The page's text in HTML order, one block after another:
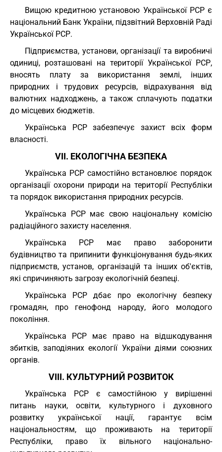
Вищою кредитною установою Української РСР є
національний Банк України, підзвітний Верховній Раді
Української РСР.
Підприємства, установи, організації та виробничі
одиниці, розташовані на території Української РСР,
вносять плату за використання землі, інших
природних і трудових ресурсів, відрахування від
валютних надходжень, а також сплачують податки
до місцевих бюджетів.
Українська РСР забезпечує захист всіх форм
власності.
VII. ЕКОЛОГІЧНА БЕЗПЕКА
Українська РСР самостійно встановлює порядок
організації охорони природи на території Республіки
та порядок використання природних ресурсів.
Українська РСР має свою національну комісію
радіаційного захисту населення.
Українська РСР має право заборонити
будівництво та припинити функціонування будь-яких
підприємств, установ, організацій та інших об'єктів,
які спричиняють загрозу екологічній безпеці.
Українська РСР дбає про екологічну безпеку
громадян, про генофонд народу, його молодого
покоління.
Українська РСР має право на відшкодування
збитків, заподіяних екології України діями союзних
органів.
VIII. КУЛЬТУРНИЙ РОЗВИТОК
Українська РСР є самостійною у вирішенні
питань науки, освіти, культурного і духовного
розвитку української нації, гарантує всім
національностям, що проживають на території
Республіки, право їх вільного національно-